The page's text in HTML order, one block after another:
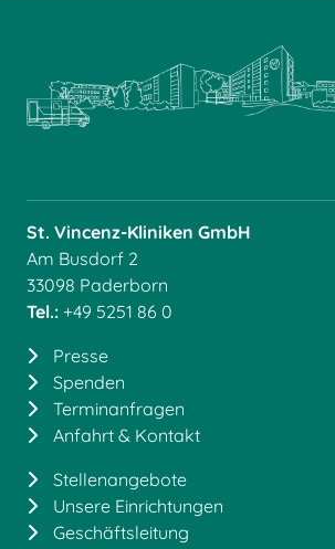
St. Vincenz-Kliniken GmbH
Am Busdorf 2
33098 Paderborn
Tel.: +49 5251 86 0
Presse
Spenden
Terminanfragen
Anfahrt & Kontakt
Stellenangebote
Unsere Einrichtungen
Geschäftsleitung